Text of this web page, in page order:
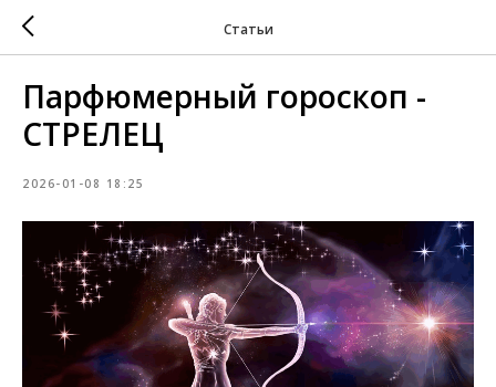
Статьи
Парфюмерный гороскоп -
СТРЕЛЕЦ
2026-01-08 18:25